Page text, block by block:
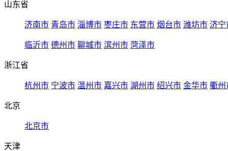
山东省
济南市 青岛市 淄博市 枣庄市 东营市 烟台市 潍坊市 济宁
临沂市 德州市 聊城市 滨州市 菏泽市
浙江省
杭州市 宁波市 温州市 嘉兴市 湖州市 绍兴市 金华市 衢州
北京
北京市
天津